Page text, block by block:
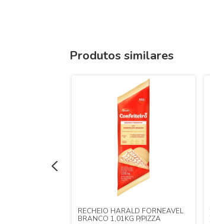
Produtos similares
RECHEIO HARALD FORNEAVEL
BRANCO 1,01KG P/PIZZA